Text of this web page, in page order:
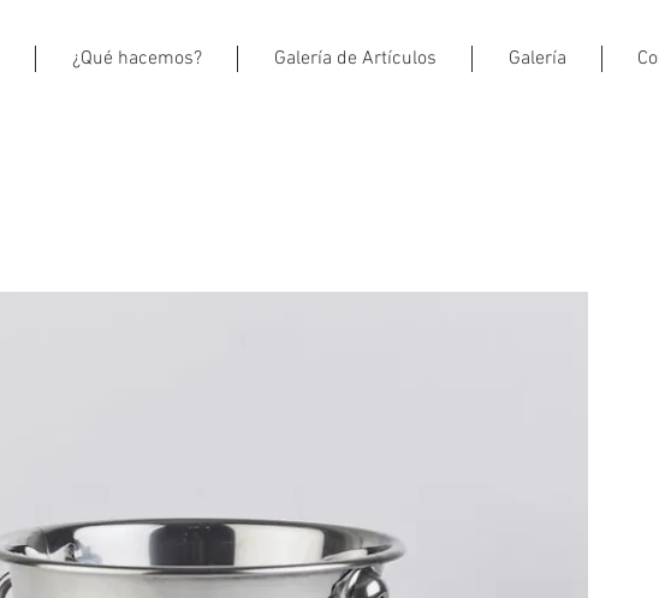
¿Qué hacemos? Galería de Artículos Galería